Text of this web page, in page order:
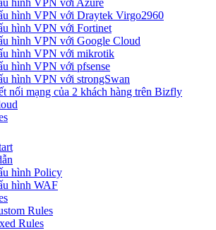
hình VPN với Azure
hình VPN với Draytek Virgo2960
hình VPN với Fortinet
hình VPN với Google Cloud
hình VPN với mikrotik
hình VPN với pfsense
hình VPN với strongSwan
nối mạng của 2 khách hàng trên Bizfly
hình Policy
hình WAF
Rules
Rules